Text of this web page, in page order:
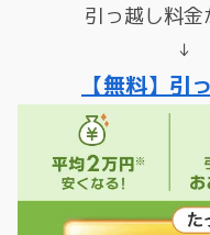
引っ越し料金
↓
【無料】